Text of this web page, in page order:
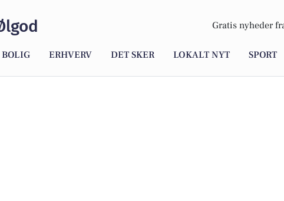
Gratis nyheder
BOLIG ERHVERV DET SKER LOKALT NYT SPORT